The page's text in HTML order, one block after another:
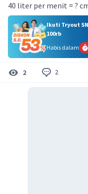
40 liter per menit = ?
Ikuti Tryout
100rb
Habis dalam
2 2